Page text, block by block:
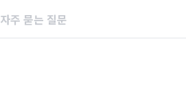
자주 묻는 질문